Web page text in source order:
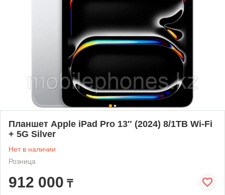
Планшет Apple iPad Pro 13″ (2024) 8/1TB Wi-Fi
+ 5G Silver
Нет в наличии
Розница
912 000 ₸